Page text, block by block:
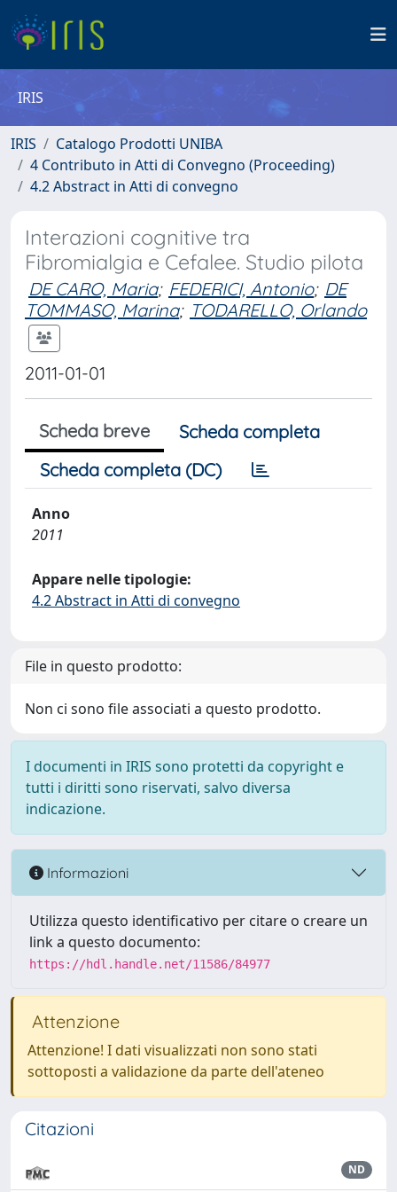
IRIS
IRIS
Catalogo Prodotti UNIBA
4 Contributo in Atti di Convegno (Proceeding)
4.2 Abstract in Atti di convegno
Interazioni cognitive tra
Fibromialgia e Cefalee. Studio pilota
DE CARO, Maria; FEDERICI, Antonio; DE
TOMMASO, Marina; TODARELLO, Orlando
2011-01-01
Scheda breve
Scheda completa
Scheda completa (DC)
Anno
2011
Appare nelle tipologie:
4.2 Abstract in Atti di convegno
File in questo prodotto:
Non ci sono file associati a questo prodotto.
I documenti in IRIS sono protetti da copyright e
tutti i diritti sono riservati, salvo diversa
indicazione.
Informazioni
Utilizza questo identificativo per citare o creare un
link a questo documento:
https://hdl.handle.net/11586/84977
Attenzione
Attenzione! I dati visualizzati non sono stati
sottoposti a validazione da parte dell'ateneo
Citazioni
ND